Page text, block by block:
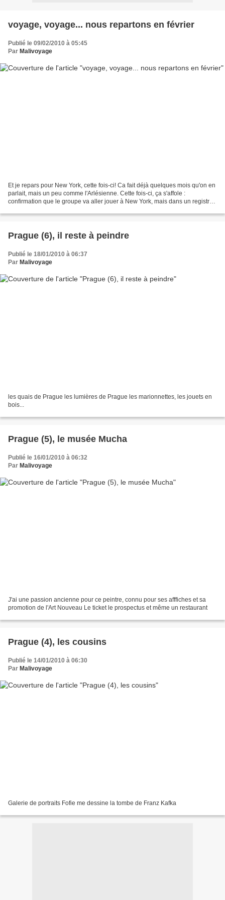
voyage, voyage... nous repartons en février
Publié le 09/02/2010 à 05:45
Par Malivoyage
Et je repars pour New York, cette fois-ci! Ca fait déjà quelques mois qu'on en
parlait, mais un peu comme l'Arlésienne. Cette fois-ci, ça s'affole :
confirmation que le groupe va aller jouer à New York, mais dans un registre
Prague (6), il reste à peindre
Publié le 18/01/2010 à 06:37
Par Malivoyage
les quais de Prague les lumières de Prague les marionnettes, les jouets en
bois...
Prague (5), le musée Mucha
Publié le 16/01/2010 à 06:32
Par Malivoyage
J'ai une passion ancienne pour ce peintre, connu pour ses afffiches et sa
promotion de l'Art Nouveau Le ticket le prospectus et même un restaurant
Prague (4), les cousins
Publié le 14/01/2010 à 06:30
Par Malivoyage
Galerie de portraits Fofie me dessine la tombe de Franz Kafka